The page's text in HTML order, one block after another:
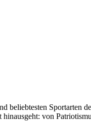
beliebtesten Sportarten
von